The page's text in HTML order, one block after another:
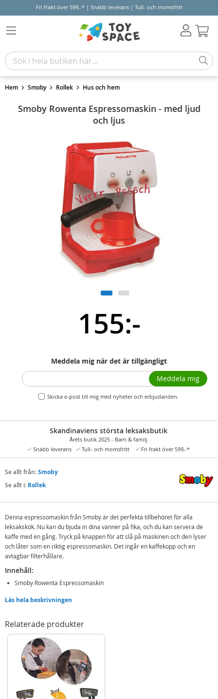
Fri frakt över 599,-* | Snabb leverans | Tull- och momsfritt
Hem Smoby Rollek Hus och hem
Smoby Rowenta Espressomaskin - med ljud
och ljus
155:-
Meddela mig när det är tillgängligt
Skicka e-post till mig med nyheter och erbjudanden.
Meddela mig
Skandinaviens största leksaksbutik
Årets butik 2025 - Barn & familj
Snabb leverans
Tull- och momsfritt Fri frakt över 599,-*
Se allt från:Smoby
Se allt i: Rollek
Denna espressomaskin från Smoby är det perfekta tillbehöret för alla
leksakskök. Nu kan du bjuda in dina vänner på fika, och du kan servera de
kaffe med en gång. Tryck på knappen för att slå på maskinen och den lyser
och låter som en riktig espressomaskin. Det ingår en kaffekopp och en
avtagbar filterhållare.
Innehåll:
Smoby Rowenta Espressomaskin
Med ljud och ljus
Detaljer:
Mått: 11 x 13 x 17,5 cm
Batteribehov: 2 x LR6 batterier (ingår ej)
Rek. ålder: från 3 år
Läs hela beskrivningen
Relaterade produkter